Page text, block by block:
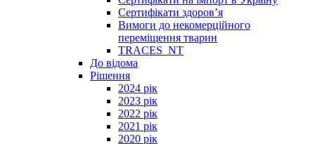
Сертифікати здоров’я
Вимоги до некомерційного
переміщення тварин
TRACES_NT
До відома
Рішення
2024 рік
2023 рік
2022 рік
2021 рік
2020 рік